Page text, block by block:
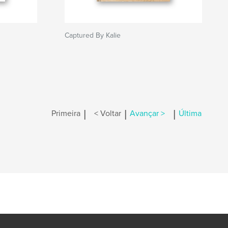
Captured By Kalie
Primeira | < Voltar | Avançar > | Última